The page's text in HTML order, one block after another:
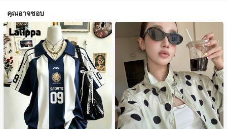
คุณอาจชอบ